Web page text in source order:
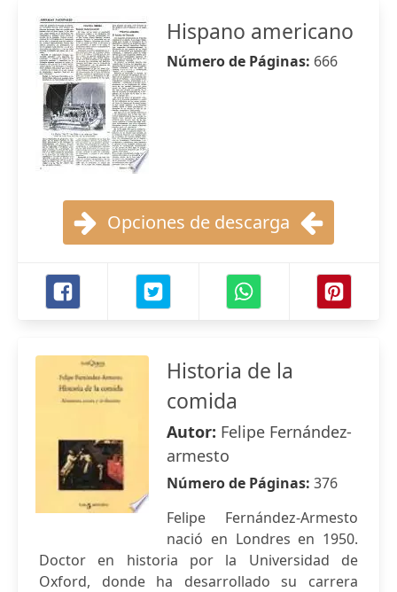
Hispano americano
Número de Páginas: 666
Opciones de descarga
Historia de la
comida
Autor: Felipe Fernández-
armesto
Número de Páginas: 376
Felipe Fernández-Armesto
nació en Londres en 1950.
Doctor en historia por la Universidad de
Oxford, donde ha desarrollado su carrera